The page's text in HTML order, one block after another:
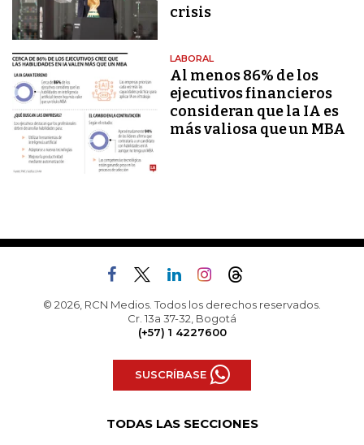
crisis
LABORAL
Al menos 86% de los
ejecutivos financieros
consideran que la IA es
más valiosa que un MBA
© 2026, RCN Medios. Todos los derechos reservados.
Cr. 13a 37-32, Bogotá
(+57) 1 4227600
SUSCRÍBASE
TODAS LAS SECCIONES